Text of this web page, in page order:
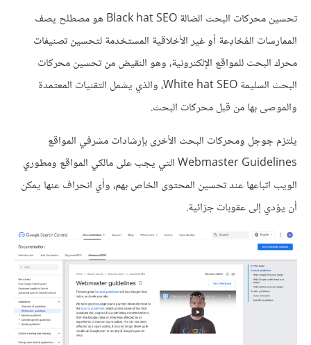
تحسين محركات البحث الضالة Black hat SEO هو مصطلح يصف
الممارسات المُخادِعة أو غير الأخلاقية المستخدمة لتحسين تصنيفات
محرك البحث للمواقع الإلكترونية، وهو النقيض من تحسين محركات
البحث السليمة White hat SEO، والذي يشمل التقنيات المعتمدة
والموصى بها من قبل محركات البحث.
يلتزم جوجل ومحركات البحث الأخرى بإرشادات مشرفي المواقع
Webmaster Guidelines التي يجب على مالكي المواقع ومطوري
الويب اتباعها عند تحسين المحتوى الخاص بهم، وأي انحراف عنها يمكن
أن يؤدي إلى عقوبات جزائية.